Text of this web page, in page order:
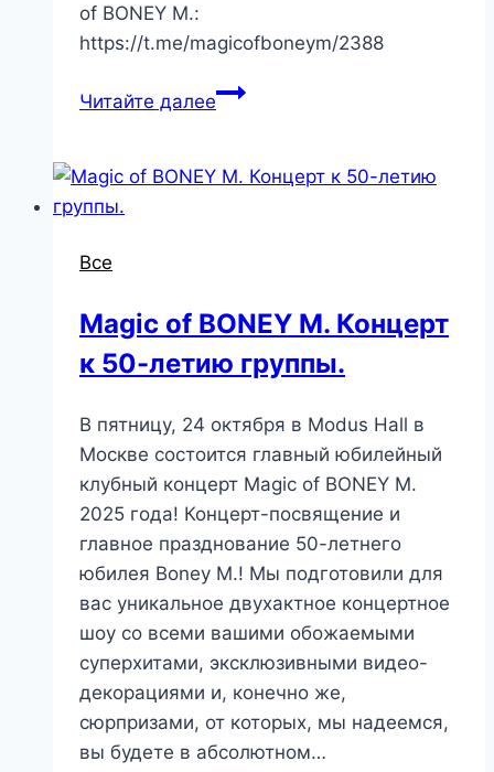
of BONEY M.:
https://t.me/magicofboneym/2388
Читайте далее
Все
Magic of BONEY M. Концерт
к 50-летию группы.
В пятницу, 24 октября в Modus Hall в
Москве состоится главный юбилейный
клубный концерт Magic of BONEY M.
2025 года! Концерт-посвящение и
главное празднование 50-летнего
юбилея Boney M.! Мы подготовили для
вас уникальное двухактное концертное
шоу со всеми вашими обожаемыми
суперхитами, эксклюзивными видео-
декорациями и, конечно же,
сюрпризами, от которых, мы надеемся,
вы будете в абсолютном…